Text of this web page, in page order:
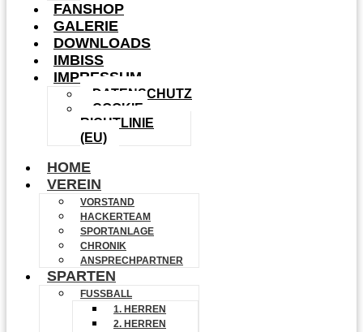
FANSHOP
GALERIE
DOWNLOADS
IMBISS
IMPRESSUM
DATENSCHUTZ
COOKIE-
RICHTLINIE
(EU)
HOME
VEREIN
VORSTAND
HACKERTEAM
SPORTANLAGE
CHRONIK
ANSPRECHPARTNER
SPARTEN
FUSSBALL
1. HERREN
2. HERREN